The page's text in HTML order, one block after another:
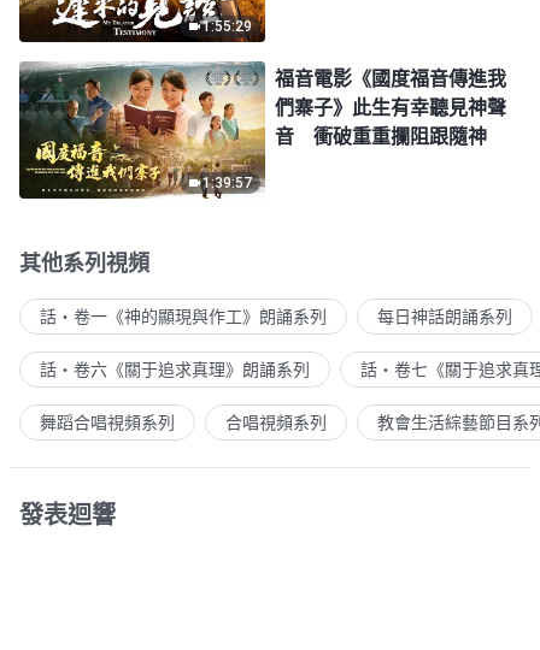
1:55:29
1:39:57
福音電影《國度福音傳進我
們寨子》此生有幸聽見神聲
音 衝破重重攔阻跟隨神
其他系列視頻
話・卷一《神的顯現與作工》朗誦系列 每日神話朗誦系列
話・卷六《關于追求真理》朗誦系列 話・卷七《關于追求真
舞蹈合唱視頻系列 合唱視頻系列 教會生活綜藝節目系
發表迴響